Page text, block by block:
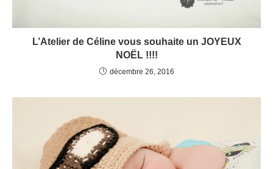
L’Atelier de Céline vous souhaite un JOYEUX
NOËL !!!!
décembre 26, 2016